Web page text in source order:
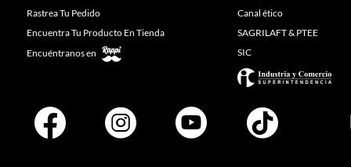
Rastrea Tu Pedido
Encuentra Tu Producto En Tienda
Encuéntranos en
Canal ético
SAGRILAFT & PTEE
SIC